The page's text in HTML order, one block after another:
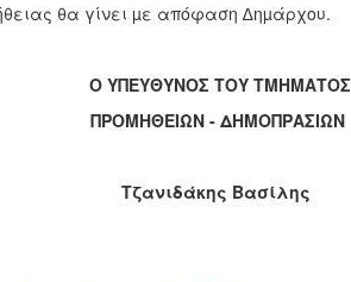
θα γίνει µε απόφαση ∆ηµάρχου.
Ο ΥΠΕΥΘΥΝΟΣ ΤΟΥ ΤΜΗΜΑΤΟΣ
ΠΡΟΜΗΘΕΙΩΝ - ΔΗΜΟΠΡΑΣΙΩΝ
Τζανιδάκης Βασίλης